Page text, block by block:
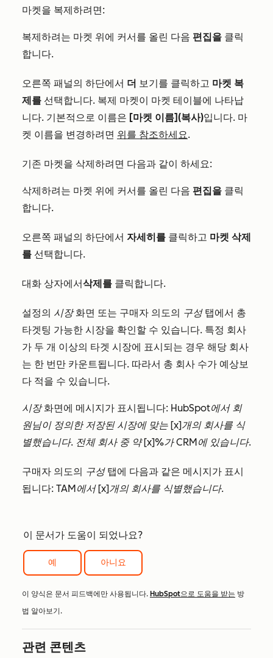
마켓을 복제하려면:
복제하려는 마켓 위에 커서를 올린 다음 편집을 클릭
합니다.
오른쪽 패널의 하단에서 더 보기를 클릭하고 마켓 복
제를 선택합니다. 복제 마켓이 마켓 테이블에 나타납
니다. 기본적으로 이름은 [마켓 이름](복사)입니다. 마
켓 이름을 변경하려면 위를 참조하세요.
기존 마켓을 삭제하려면 다음과 같이 하세요:
삭제하려는 마켓 위에 커서를 올린 다음 편집을 클릭
합니다.
오른쪽 패널의 하단에서 자세히를 클릭하고 마켓 삭제
를 선택합니다.
대화 상자에서삭제를 클릭합니다.
설정의 시장화면 또는 구매자 의도의 구성탭에서 총
타겟팅 가능한 시장을 확인할 수 있습니다. 특정 회사
가 두 개 이상의 타겟 시장에 표시되는 경우 해당 회사
는 한 번만 카운트됩니다. 따라서 총 회사 수가 예상보
다 적을 수 있습니다.
시장화면에 메시지가 표시됩니다: HubSpot에서 회
원님이 정의한 저장된 시장에 맞는 [x]개의 회사를 식
별했습니다. 전체 회사 중 약 [x]%가 CRM에 있습니다.
구매자 의도의 구성탭에 다음과 같은 메시지가 표시
됩니다: TAM에서 [x]개의 회사를 식별했습니다.
이 문서가 도움이 되었나요?
예 아니요
이 양식은 문서 피드백에만 사용됩니다. HubSpot으로 도움을 받는 방
법 알아보기.
관련 콘텐츠